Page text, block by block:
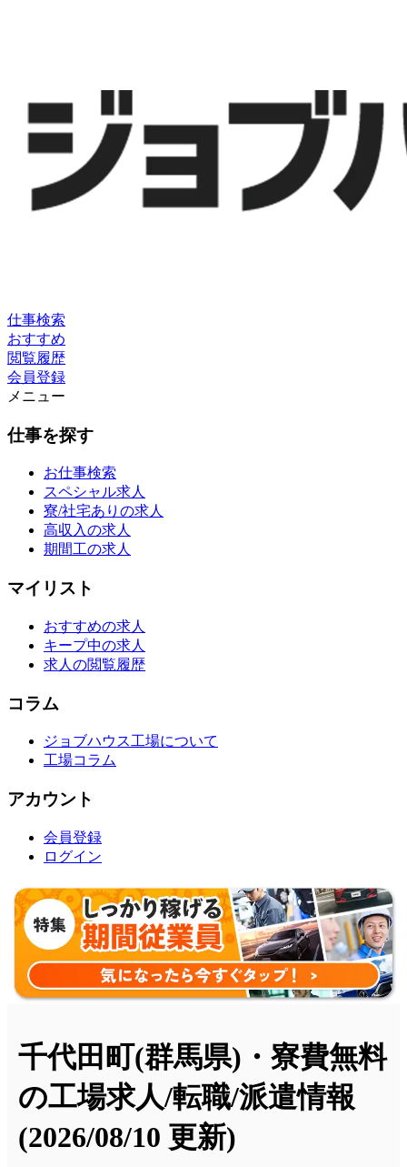
仕事検索
おすすめ
閲覧履歴
会員登録
メニュー
仕事を探す
お仕事検索
スペシャル求人
寮/社宅ありの求人
高収入の求人
期間工の求人
マイリスト
おすすめの求人
キープ中の求人
求人の閲覧履歴
コラム
ジョブハウス工場について
工場コラム
アカウント
会員登録
ログイン
千代田町(群馬県)・寮費無料
の工場求人/転職/派遣情報
(2026/08/10 更新)